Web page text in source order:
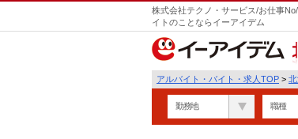
株式会社テクノ・サービス/お仕事
イトのことならイーアイデム
アルバイト・バイト・求人TOP >
勤務地 職種